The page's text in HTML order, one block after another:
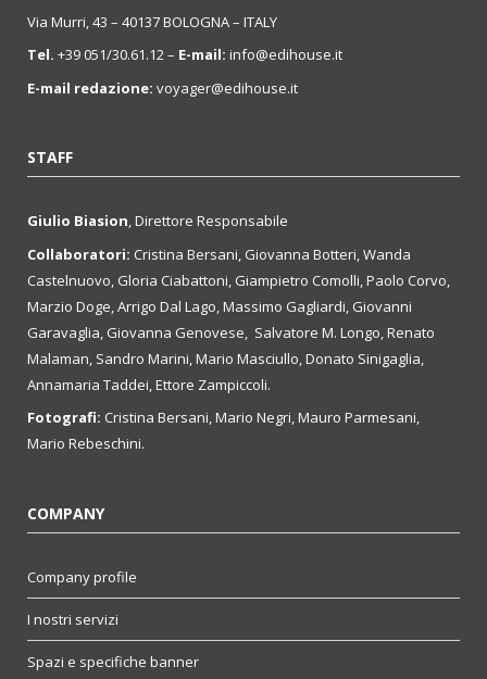
Via Murri, 43 – 40137 BOLOGNA – ITALY
Tel. +39 051/30.61.12 – E-mail: info@edihouse.it
E-mail redazione: voyager@edihouse.it
STAFF
Giulio Biasion, Direttore Responsabile
Collaboratori: Cristina Bersani, Giovanna Botteri, Wanda
Castelnuovo, Gloria Ciabattoni, Giampietro Comolli, Paolo Corvo,
Marzio Doge, Arrigo Dal Lago, Massimo Gagliardi, Giovanni
Garavaglia, Giovanna Genovese, Salvatore M. Longo, Renato
Malaman, Sandro Marini, Mario Masciullo, Donato Sinigaglia,
Annamaria Taddei, Ettore Zampiccoli.
Fotografi: Cristina Bersani, Mario Negri, Mauro Parmesani,
Mario Rebeschini.
COMPANY
Company profile
I nostri servizi
Spazi e specifiche banner